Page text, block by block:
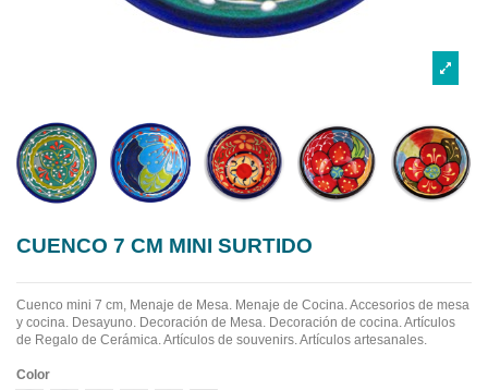
CUENCO 7 CM MINI SURTIDO
Cuenco mini 7 cm, Menaje de Mesa. Menaje de Cocina. Accesorios de mesa
y cocina. Desayuno. Decoración de Mesa. Decoración de cocina. Artículos
de Regalo de Cerámica. Artículos de souvenirs. Artículos artesanales.
Color